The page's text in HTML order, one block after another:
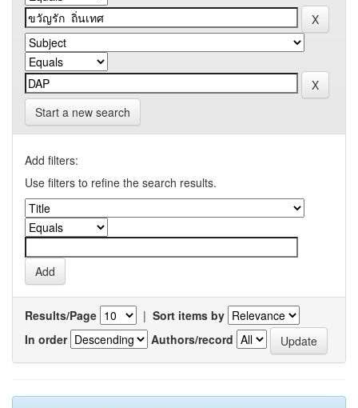
Start a new search
Add filters:
Use filters to refine the search results.
Results/Page | Sort items by
In order
Authors/record